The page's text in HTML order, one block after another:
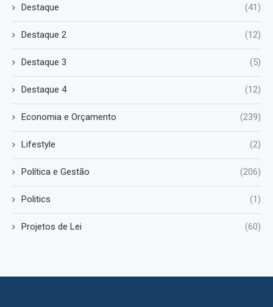
Destaque (41)
Destaque 2 (12)
Destaque 3 (5)
Destaque 4 (12)
Economia e Orçamento (239)
Lifestyle (2)
Política e Gestão (206)
Politics (1)
Projetos de Lei (60)